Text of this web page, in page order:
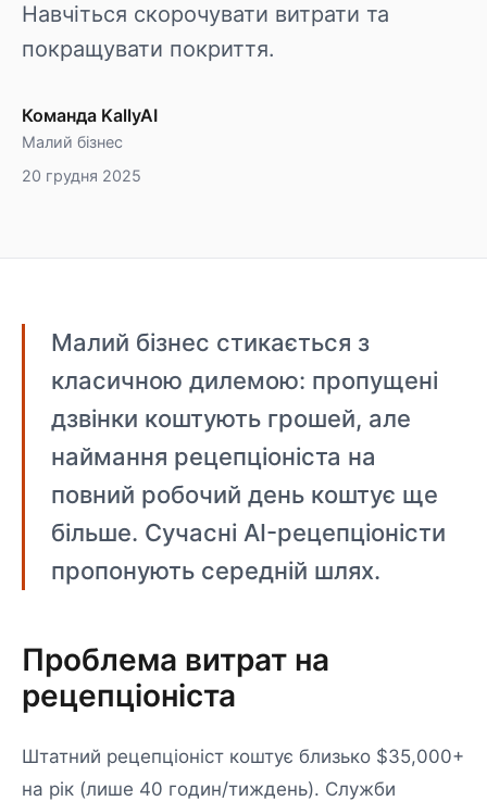
Навчіться скорочувати витрати та
покращувати покриття.
Команда KallyAI
Малий бізнес
20 грудня 2025
Малий бізнес стикається з
класичною дилемою: пропущені
дзвінки коштують грошей, але
наймання рецепціоніста на
повний робочий день коштує ще
більше. Сучасні AI-рецепціоністи
пропонують середній шлях.
Проблема витрат на
рецепціоніста
Штатний рецепціоніст коштує близько $35,000+
на рік (лише 40 годин/тиждень). Служби